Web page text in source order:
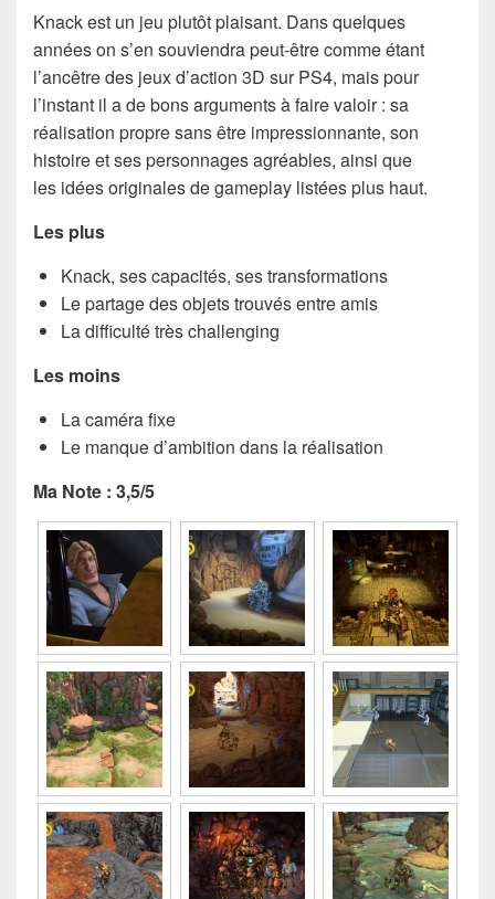
Knack est un jeu plutôt plaisant. Dans quelques
années on s’en souviendra peut-être comme étant
l’ancêtre des jeux d’action 3D sur PS4, mais pour
l’instant il a de bons arguments à faire valoir : sa
réalisation propre sans être impressionnante, son
histoire et ses personnages agréables, ainsi que
les idées originales de gameplay listées plus haut.
Les plus
Knack, ses capacités, ses transformations
Le partage des objets trouvés entre amis
La difficulté très challenging
Les moins
La caméra fixe
Le manque d’ambition dans la réalisation
Ma Note : 3,5/5